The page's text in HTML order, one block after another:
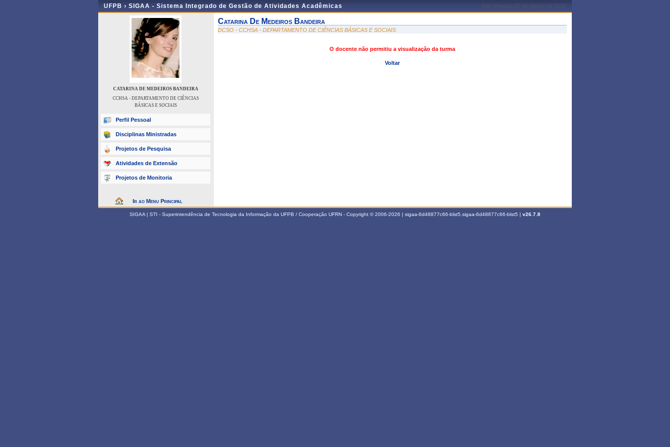
UFPB › SIGAA - Sistema Integrado de Gestão de Atividades Acadêmicas João Pessoa, 07 de Agosto de 2026
CATARINA DE MEDEIROS BANDEIRA
CCHSA - DEPARTAMENTO DE CIÊNCIAS
BÁSICAS E SOCIAIS
Perfil Pessoal
Disciplinas Ministradas
Projetos de Pesquisa
Atividades de Extensão
Projetos de Monitoria
Ir ao Menu Principal
Catarina De Medeiros Bandeira
DCSO - CCHSA - DEPARTAMENTO DE CIÊNCIAS BÁSICAS E SOCIAIS
O docente não permitiu a visualização da turma
Voltar
SIGAA | STI - Superintendência de Tecnologia da Informação da UFPB / Cooperação UFRN - Copyright © 2006-2026 | sigaa-6d48877c66-blst5.sigaa-6d48877c66-blst5 | v26.7.8